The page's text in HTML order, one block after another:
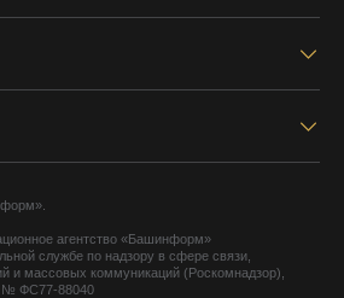
агентство «Башинформ»
службе по надзору в сфере связи,
и массовых коммуникаций (Роскомнадзор),
№ ФС77-88040